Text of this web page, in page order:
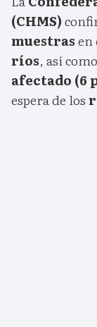
(CHMS)
muestrasen
ríos, así
afectado (6
espera de los